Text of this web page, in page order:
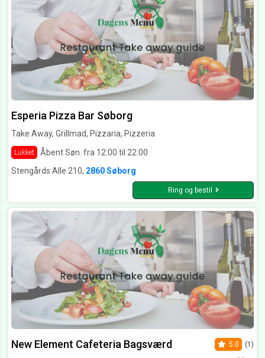
Esperia Pizza Bar Søborg
Take Away, Grillmad, Pizzaria, Pizzeria
Lukket
Åbent Søn. fra 12:00 til 22:00
Stengårds Alle 210, 2860 Søborg
Ring og bestil
New Element Cafeteria Bagsværd 5.0 (1)